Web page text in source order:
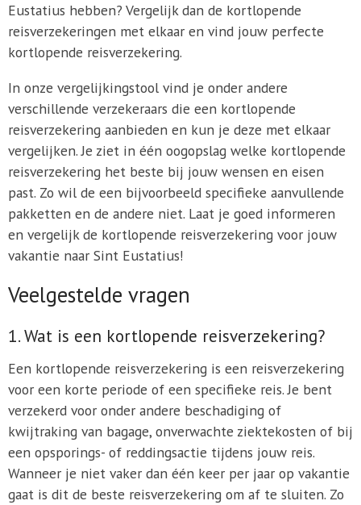
Eustatius hebben? Vergelijk dan de kortlopende
reisverzekeringen met elkaar en vind jouw perfecte
kortlopende reisverzekering.
In onze vergelijkingstool vind je onder andere
verschillende verzekeraars die een kortlopende
reisverzekering aanbieden en kun je deze met elkaar
vergelijken. Je ziet in één oogopslag welke kortlopende
reisverzekering het beste bij jouw wensen en eisen
past. Zo wil de een bijvoorbeeld specifieke aanvullende
pakketten en de andere niet. Laat je goed informeren
en vergelijk de kortlopende reisverzekering voor jouw
vakantie naar Sint Eustatius!
Veelgestelde vragen
1. Wat is een kortlopende reisverzekering?
Een kortlopende reisverzekering is een reisverzekering
voor een korte periode of een specifieke reis. Je bent
verzekerd voor onder andere beschadiging of
kwijtraking van bagage, onverwachte ziektekosten of bij
een opsporings- of reddingsactie tijdens jouw reis.
Wanneer je niet vaker dan één keer per jaar op vakantie
gaat is dit de beste reisverzekering om af te sluiten. Zo